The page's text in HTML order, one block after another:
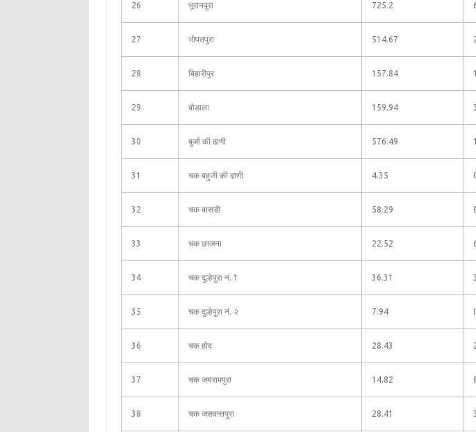
26 भूरानपुरा 725.2
27 भोपतपुरा 514.67
28 बिहारीपुर 157.84
29 बोडाला 159.94
30 बुर्जा की ढाणी 576.49
31 चक बहुजी की ढाणी 4.35
32 चक बासडी 58.29
33 चक छाजना 22.52
34 चक दुल्हेपुरा नं. 1 36.31
35 चक दुल्हेपुरा नं. २ 7.94
36 चक होद 28.43
37 चक जयरामपुरा 14.82
38 चक जसवन्तपुरा 28.41